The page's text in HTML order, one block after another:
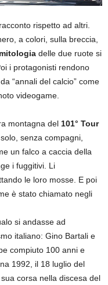
rispetto ad altri.
a colori, sulla breccia,
mitologia delle due ruote si
i protagonisti rendono
“annali del calcio” come
videogame.
montagna del 101° Tour
senza compagni,
un falco a caccia della
i fuggitivi. Li
le loro mosse. E poi
è stato chiamato negli
si andasse ad
italiano: Gino Bartali e
compiuto 100 anni e
1992, il 18 luglio del
corsa nella discesa del